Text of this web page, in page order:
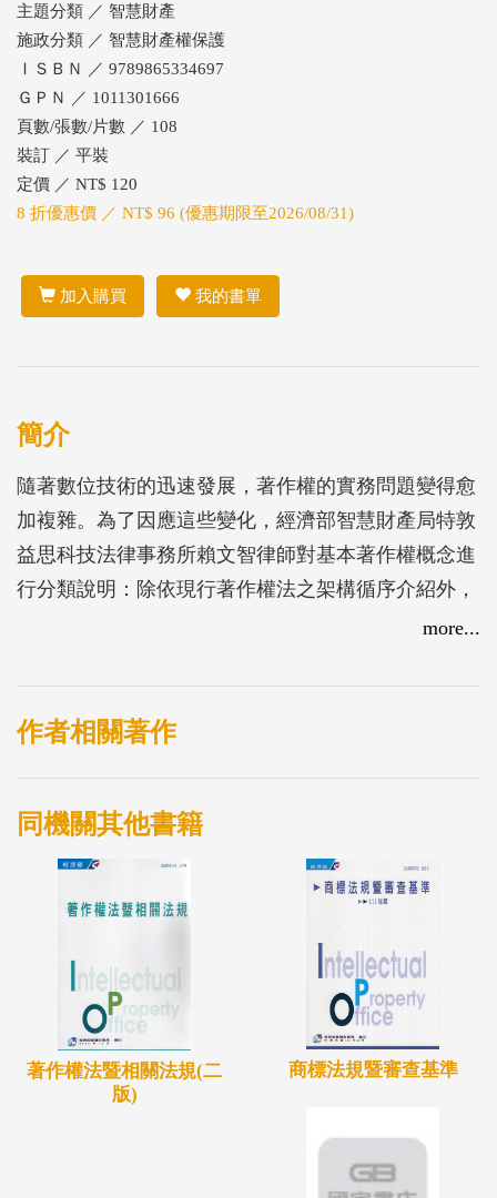
主題分類 ／ 智慧財產
施政分類 ／ 智慧財產權保護
ＩＳＢＮ ／ 9789865334697
ＧＰＮ ／ 1011301666
頁數/張數/片數 ／ 108
裝訂 ／ 平裝
定價 ／ NT$ 120
8 折優惠價 ／ NT$ 96 (優惠期限至2026/08/31)
加入購買 我的書單
簡介
隨著數位技術的迅速發展，著作權的實務問題變得愈
加複雜。為了因應這些變化，經濟部智慧財產局特敦
益思科技法律事務所賴文智律師對基本著作權概念進
行分類說明：除依現行著作權法之架構循序介紹外，
並配合將目前較常為大眾所詢及的著作權問題，例如
等通訊軟體、機上盒、經營網拍、社群網站等涉及之
著作權問題加以解析，以提供大眾按圖索驥之依循。
more...
作者相關著作
同機關其他書籍
著作權法暨相關法規(二
版)
商標法規暨審查基準